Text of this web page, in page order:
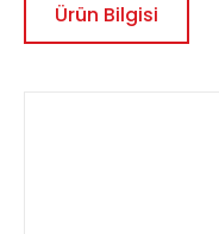
Ürün Bilgisi